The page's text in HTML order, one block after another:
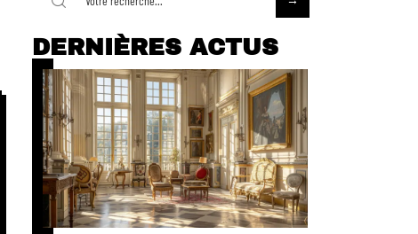
DERNIÈRES ACTUS